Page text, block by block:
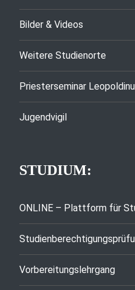
Bilder & Videos
Weitere Studienorte
Priesterseminar
Jugendvigil
STUDIUM:
ONLINE – Plattform für
Vorbereitungslehrgang